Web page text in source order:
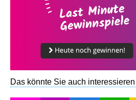
Das könnte Sie auch interessieren